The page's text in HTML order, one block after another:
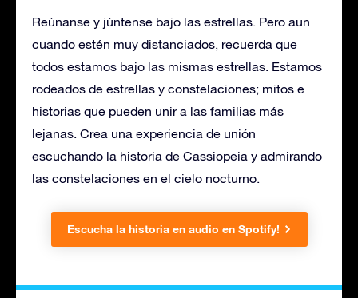
Reúnanse y júntense bajo las estrellas. Pero aun
cuando estén muy distanciados, recuerda que
todos estamos bajo las mismas estrellas. Estamos
rodeados de estrellas y constelaciones; mitos e
historias que pueden unir a las familias más
lejanas. Crea una experiencia de unión
escuchando la historia de Cassiopeia y admirando
las constelaciones en el cielo nocturno.
Escucha la historia en audio en Spotify!